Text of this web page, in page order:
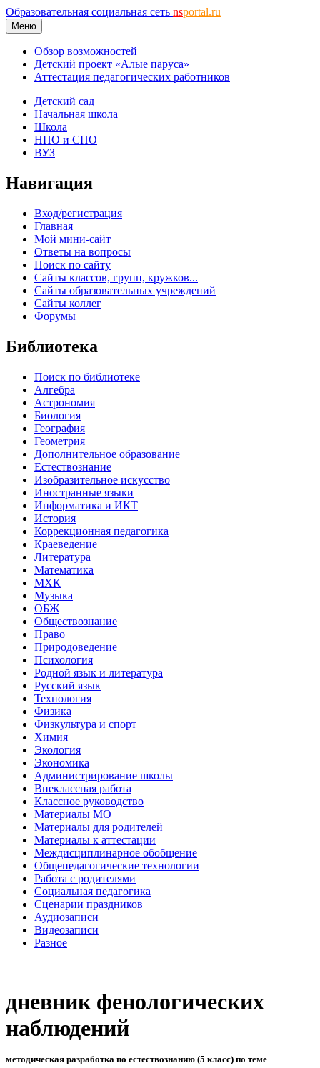
Образовательная социальная сеть nsportal.ru
Меню
Обзор возможностей
Детский проект «Алые паруса»
Аттестация педагогических работников
Детский сад
Начальная школа
Школа
НПО и СПО
ВУЗ
Навигация
Вход/регистрация
Главная
Мой мини-сайт
Ответы на вопросы
Поиск по сайту
Сайты классов, групп, кружков...
Сайты образовательных учреждений
Сайты коллег
Форумы
Библиотека
Поиск по библиотеке
Алгебра
Астрономия
Биология
География
Геометрия
Дополнительное образование
Естествознание
Изобразительное искусство
Иностранные языки
Информатика и ИКТ
История
Коррекционная педагогика
Краеведение
Литература
Математика
МХК
Музыка
ОБЖ
Обществознание
Право
Природоведение
Психология
Родной язык и литература
Русский язык
Технология
Физика
Физкультура и спорт
Химия
Экология
Экономика
Администрирование школы
Внеклассная работа
Классное руководство
Материалы МО
Материалы для родителей
Материалы к аттестации
Междисциплинарное обобщение
Общепедагогические технологии
Работа с родителями
Социальная педагогика
Сценарии праздников
Аудиозаписи
Видеозаписи
Разное
дневник фенологических
наблюдений
методическая разработка по естествознанию (5 класс) по теме